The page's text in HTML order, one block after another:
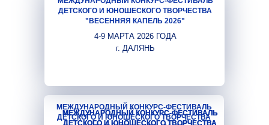
ДЕТСКОГО И ЮНОШЕСКОГО ТВОРЧЕСТВА
"ВЕСЕННЯЯ КАПЕЛЬ 2026"
4-9 МАРТА 2026 ГОДА
г. ДАЛЯНЬ
МЕЖДУНАРОДНЫЙ КОНКУРС-ФЕСТИВАЛЬ
ДЕТСКОГО И ЮНОШЕСКОГО ТВОРЧЕСТВА
МЕЖДУНАРОДНЫЙ КОНКУРС-ФЕСТИВАЛЬ
МЕЖДУНАРОДНЫЙ КОНКУРС-ФЕСТИВАЛЬ